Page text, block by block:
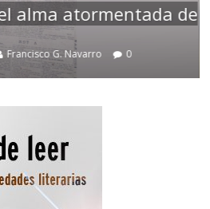
alma atormentada de
Francisco G. Navarro 0